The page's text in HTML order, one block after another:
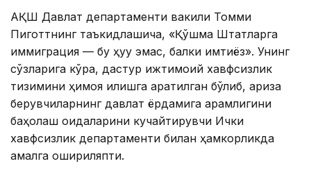
АҚШ Давлат департаменти вакили Томми
Пиготтнинг таъкидлашича, «Қўшма Штатларга
иммиграция — бу ҳуқуқ эмас, балки имтиёз». Унинг
сўзларига кўра, дастур ижтимоий хавфсизлик
тизимини ҳимоя қилишга қаратилган бўлиб, ариза
берувчиларнинг давлат ёрдамига қарамлигини
баҳолаш қоидаларини кучайтирувчи Ички
хавфсизлик департаменти билан ҳамкорликда
амалга ошириляпти.